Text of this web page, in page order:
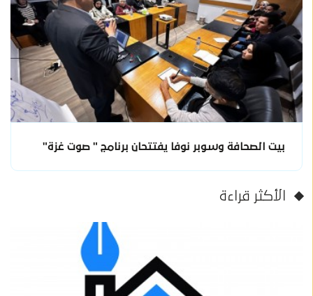
بيت الصحافة وسوبر نوفا يفتتحان برنامج " صوت غزة"
الأكثر قراءة